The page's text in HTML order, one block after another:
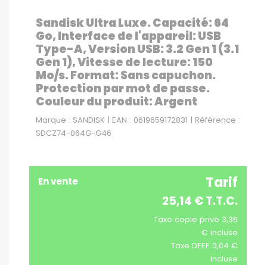
Sandisk Ultra Luxe. Capacité: 64
Go, Interface de l'appareil: USB
Type-A, Version USB: 3.2 Gen 1 (3.1
Gen 1), Vitesse de lecture: 150
Mo/s. Format: Sans capuchon.
Protection par mot de passe.
Couleur du produit: Argent
Marque : SANDISK | EAN : 0619659172831 | Référence :
SDCZ74-064G-G46
En vente Tarif
25,14 € T.T.C.
Taxe copie privé 3,36
€ incluse
Taxe DEEE 0,04 €
incluse